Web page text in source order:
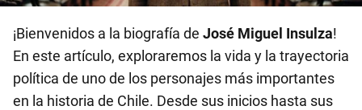
¡Bienvenidos a la biografía de José Miguel Insulza!
En este artículo, exploraremos la vida y la trayectoria
política de uno de los personajes más importantes
en la historia de Chile. Desde sus inicios hasta sus